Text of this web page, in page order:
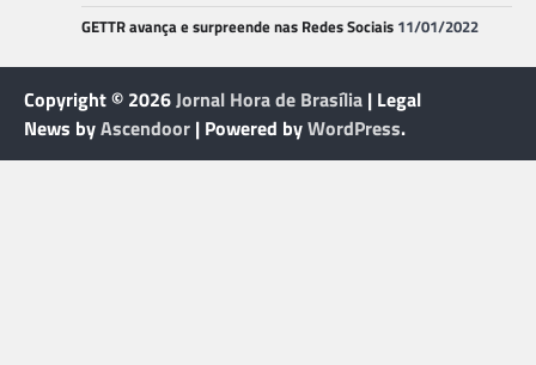
GETTR avança e surpreende nas Redes Sociais 11/01/2022
Copyright © 2026Jornal Hora de Brasília | Legal
News byAscendoor | Powered byWordPress.